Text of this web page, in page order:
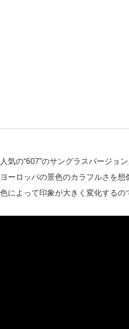
人気の“607”のサングラスバージョ
ヨーロッパの景色のカラフルさを
色によって印象が大きく変化するの